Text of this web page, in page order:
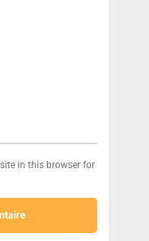
in this browser for